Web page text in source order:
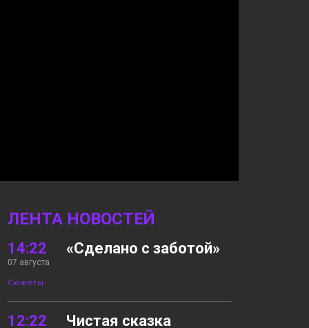
ЛЕНТА НОВОСТЕЙ
14:22
07 августа
Сюжеты
«Сделано с заботой»
12:22 Чистая сказка